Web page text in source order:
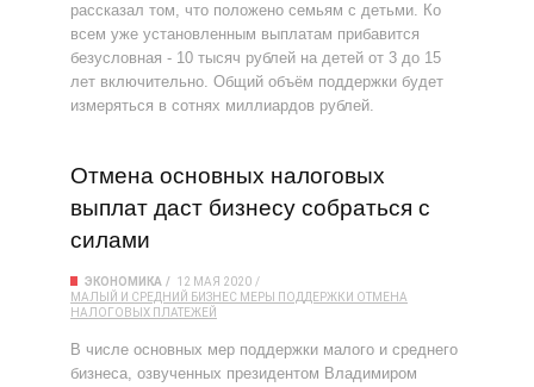
рассказал том, что положено семьям с детьми. Ко
всем уже установленным выплатам прибавится
безусловная - 10 тысяч рублей на детей от 3 до 15
лет включительно. Общий объём поддержки будет
измеряться в сотнях миллиардов рублей.
Отмена основных налоговых
выплат даст бизнесу собраться с
силами
ЭКОНОМИКА
12 МАЯ 2020
МАЛЫЙ И СРЕДНИЙ БИЗНЕС МЕРЫ ПОДДЕРЖКИ ОТМЕНА
НАЛОГОВЫХ ПЛАТЕЖЕЙ
В числе основных мер поддержки малого и среднего
бизнеса, озвученных президентом Владимиром